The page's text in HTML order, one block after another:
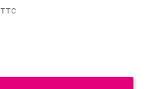
TTC